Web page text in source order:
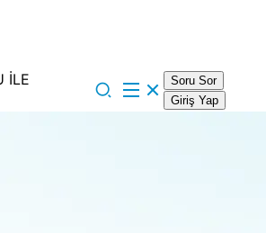
İLE
Soru Sor
Giriş Yap